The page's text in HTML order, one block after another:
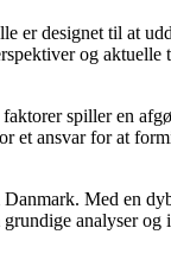
er designet til at
og aktuelle
spiller en
ansvar for at
Med en
analyser